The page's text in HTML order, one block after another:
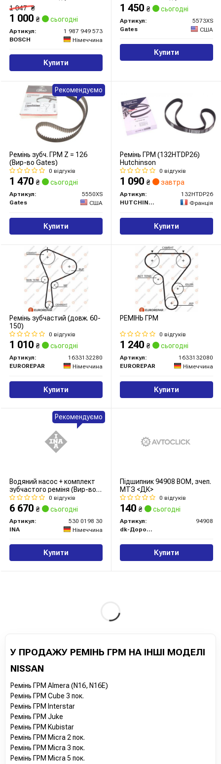
1 047₴
1 000 ₴ сьогодні
Артикул:
1 987 949 573
BOSCH
Німеччина
Купити
1 450 ₴ сьогодні
Артикул:
5573XS
Gates
США
Купити
Ремінь зубч. ГРМ Z = 126
(Вир-во Gates)
0 відгуків
1 470 ₴ сьогодні
Артикул:
5550XS
Gates
США
Купити
Рекомендуємо
Ремінь ГРМ (132HTDP26)
Hutchinson
0 відгуків
1 090 ₴ завтра
Артикул:
132HTDP26
HUTCHINSON
Франція
Купити
Ремінь зубчастий (довж. 60-
150)
0 відгуків
1 010 ₴ сьогодні
Артикул:
1633132280
EUROREPAR
Німеччина
Купити
РЕМІНЬ ГРМ
0 відгуків
1 240 ₴ сьогодні
Артикул:
1633132080
EUROREPAR
Німеччина
Купити
Водяний насос + комплект
зубчастого реміня (Вир-во
INA)
0 відгуків
6 670 ₴ сьогодні
Артикул:
530 0198 30
INA
Німеччина
Купити
Рекомендуємо
Підшипник 94908 ВОМ, зчеп.
МТЗ <ДК>
0 відгуків
140 ₴ сьогодні
Артикул:
94908
dk-Дорожная Карта
Купити
У ПРОДАЖУ РЕМІНЬ ГРМ НА ІНШІ МОДЕЛІ
NISSAN
Ремінь ГРМ Almera (N16, N16E)
Ремінь ГРМ Cube 3 пок.
Ремінь ГРМ Interstar
Ремінь ГРМ Juke
Ремінь ГРМ Kubistar
Ремінь ГРМ Micra 2 пок.
Ремінь ГРМ Micra 3 пок.
Ремінь ГРМ Micra 5 пок.